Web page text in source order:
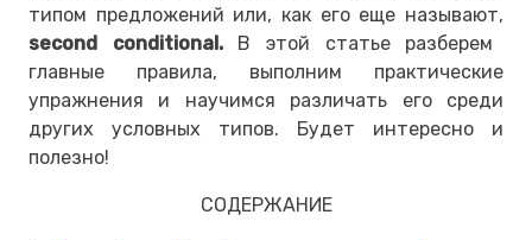
типом предложений или, как его еще называют,
second conditional.В этой статье разберем
главные правила, выполним практические
упражнения и научимся различать его среди
других условных типов. Будет интересно и
полезно!
СОДЕРЖАНИЕ